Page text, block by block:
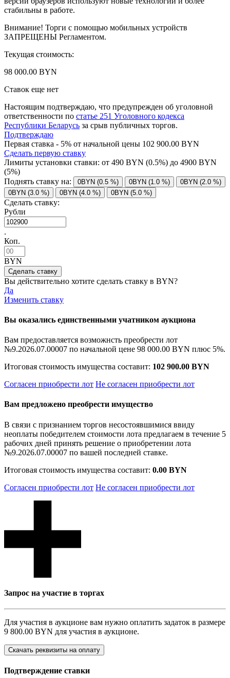
стабильны в работе.
Внимание! Торги с помощью мобильных устройств
ЗАПРЕЩЕНЫ Регламентом.
Текущая стоимость:
98 000.00 BYN
Ставок еще нет
Настоящим подтверждаю, что предупрежден об уголовной
ответственности по статье 251 Уголовного кодекса
Республики Беларусь за срыв публичных торгов.
Подтверждаю
Первая ставка - 5% от начальной цены 102 900.00 BYN
Сделать первую ставку
Лимиты установки ставки: от 490 BYN (0.5%) до 4900 BYN
(5%)
Поднять ставку на:
0BYN (0.5 %) 0BYN (1.0 %)
0BYN (2.0 %)
0BYN (3.0 %)
0BYN (4.0 %) 0BYN (5.0 %)
Сделать ставку:
Рубли
.
Коп.
BYN
Вы действительно хотите сделать ставку в BYN?
Да
Изменить ставку
Вы оказались единственными учатником аукциона
Вам предоставляется возможнсть преобрести лот
№9.2026.07.00007 по начальной цене 98 000.00 BYN плюс 5%.
Итоговая стоимость имущества составит: 102 900.00 BYN
Согласен приобрести лот Не согласен приобрести лот
Вам предложено преобрести имущество
В связи с признанием торгов несостоявшимися ввиду
неоплаты победителем стоимости лота предлагаем в течение 5
рабочих дней принять решение о приобретении лота
№9.2026.07.00007 по вашей последней ставке.
Итоговая стоимость имущества составит: 0.00 BYN
Согласен приобрести лот Не согласен приобрести лот
Запрос на участие в торгах
Для участия в аукционе вам нужно оплатить задаток в размере
9 800.00 BYN для участия в аукционе.
Скачать реквизиты на оплату
Подтверждение ставки